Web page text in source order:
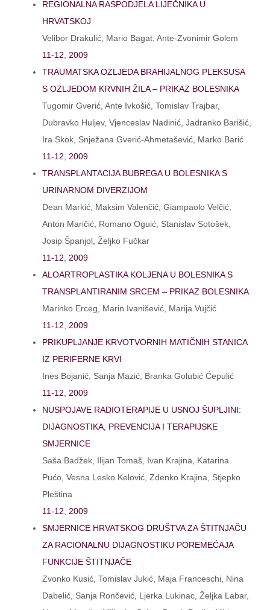
REGIONALNA RASPODJELA LIJEČNIKA U
HRVATSKOJ
Velibor Drakulić, Mario Bagat, Ante-Zvonimir Golem
11-12
2009
TRAUMATSKA OZLJEDA BRAHIJALNOG PLEKSUSA
S OZLJEDOM KRVNIH ŽILA – PRIKAZ BOLESNIKA
Tugomir Gverić, Ante Ivkošić, Tomislav Trajbar,
Dubravko Huljev, Vjenceslav Nadinić, Jadranko Barišić,
Ira Skok, Snježana Gverić-Ahmetašević, Marko Barić
11-12
2009
TRANSPLANTACIJA BUBREGA U BOLESNIKA S
URINARNOM DIVERZIJOM
Dean Markić, Maksim Valenčić, Giampaolo Velčić,
Anton Maričić, Romano Oguić, Stanislav Sotošek,
Josip Španjol, Željko Fučkar
11-12
2009
ALOARTROPLASTIKA KOLJENA U BOLESNIKA S
TRANSPLANTIRANIM SRCEM – PRIKAZ BOLESNIKA
Marinko Erceg, Marin Ivanišević, Marija Vujčić
11-12
2009
PRIKUPLJANJE KRVOTVORNIH MATIČNIH STANICA
IZ PERIFERNE KRVI
Ines Bojanić, Sanja Mazić, Branka Golubić Ćepulić
11-12
2009
NUSPOJAVE RADIOTERAPIJE U USNOJ ŠUPLJINI:
DIJAGNOSTIKA, PREVENCIJA I TERAPIJSKE
SMJERNICE
Saša Badžek, Ilijan Tomaš, Ivan Krajina, Katarina
Pućo, Vesna Lesko Kelović, Zdenko Krajina, Stjepko
Pleština
11-12
2009
SMJERNICE HRVATSKOG DRUŠTVA ZA ŠTITNJAČU
ZA RACIONALNU DIJAGNOSTIKU POREMEĆAJA
FUNKCIJE ŠTITNJAČE
Zvonko Kusić, Tomislav Jukić, Maja Franceschi, Nina
Dabelić, Sanja Rončević, Ljerka Lukinac, Željka Labar,